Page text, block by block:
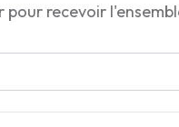
recevoir